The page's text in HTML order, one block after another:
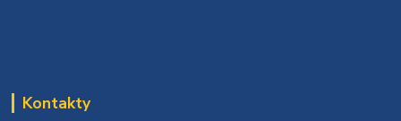
Kontakty